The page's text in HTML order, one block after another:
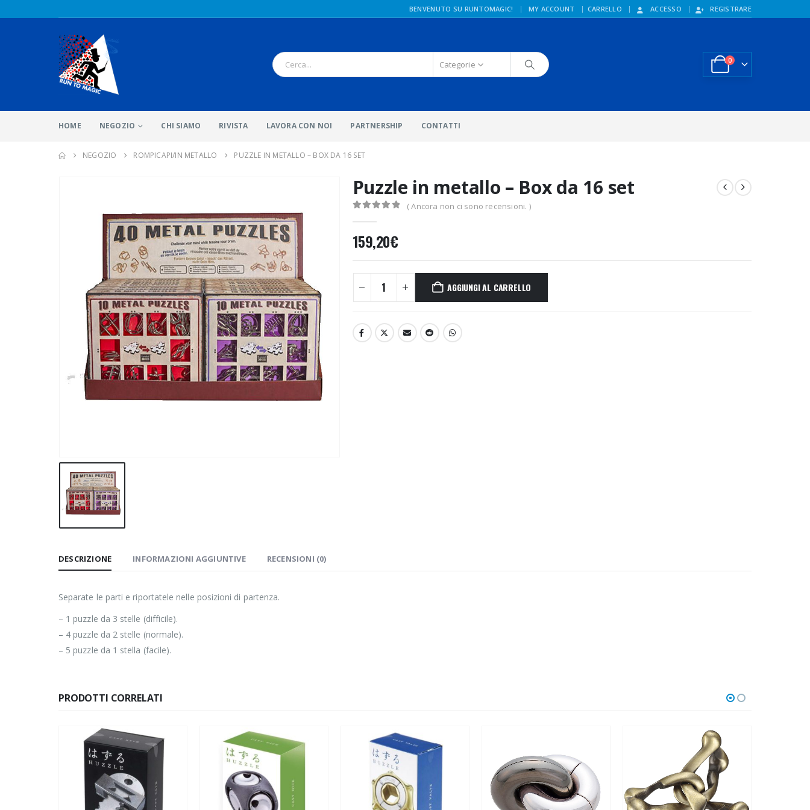
BENVENUTO SU RUNTOMAGIC! | MY ACCOUNT CARRELLO ACCESSO REGISTRARE
Categorie 0
HOME NEGOZIO CHI SIAMO RIVISTA LAVORA CON NOI PARTNERSHIP CONTATTI
NEGOZIO ROMPICAPI/IN METALLO PUZZLE IN METALLO – BOX DA 16 SET
Puzzle in metallo – Box da 16 set
( Ancora non ci sono recensioni. )
159,20€
AGGIUNGI AL CARRELLO
DESCRIZIONE INFORMAZIONI AGGIUNTIVE RECENSIONI (0)
Separate le parti e riportatele nelle posizioni di partenza.
– 1 puzzle da 3 stelle (difficile).
– 4 puzzle da 2 stelle (normale).
– 5 puzzle da 1 stella (facile).
PRODOTTI CORRELATI